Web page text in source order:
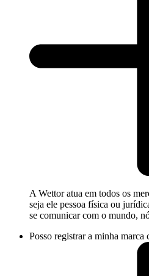
A Wettor atua em todos os
seja ele pessoa física ou
se comunicar com o mundo,
Posso registrar a minha marca